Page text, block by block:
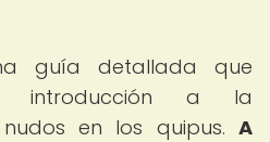
guía detallada que
introducción a la
en los quipus. A